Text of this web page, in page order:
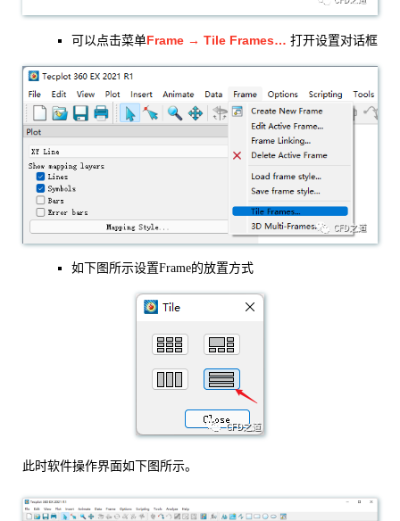
可以点击菜单Frame → Tile Frames… 打开设置对话框
如下图所示设置Frame的放置方式
此时软件操作界面如下图所示。